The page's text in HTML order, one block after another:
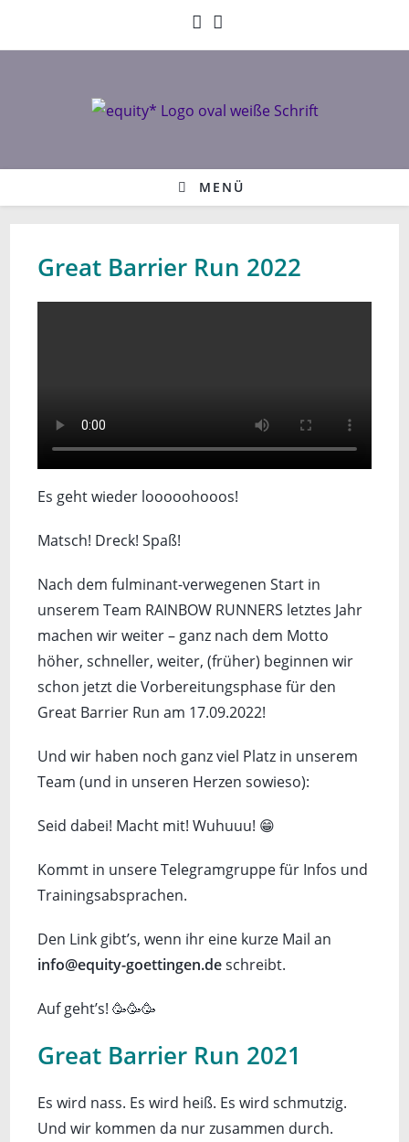
springen
MENÜ
Great Barrier Run 2022
Es geht wieder looooohooos!
Matsch! Dreck! Spaß!
Nach dem fulminant-verwegenen Start in
unserem Team RAINBOW RUNNERS letztes Jahr
machen wir weiter – ganz nach dem Motto
höher, schneller, weiter, (früher) beginnen wir
schon jetzt die Vorbereitungsphase für den
Great Barrier Run am 17.09.2022!
Und wir haben noch ganz viel Platz in unserem
Team (und in unseren Herzen sowieso):
Seid dabei! Macht mit! Wuhuuu! 😁
Kommt in unsere Telegramgruppe für Infos und
Trainingsabsprachen.
Den Link gibt’s, wenn ihr eine kurze Mail an
info@equity-goettingen.deschreibt.
Auf geht’s! 🥳🥳🥳
Great Barrier Run 2021
Es wird nass. Es wird heiß. Es wird schmutzig.
Und wir kommen da nur zusammen durch.